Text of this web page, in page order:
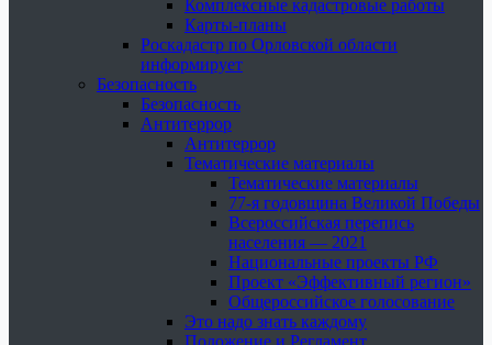
Комплексные кадастровые работы
Карты-планы
Роскадастр по Орловской области
информирует
Безопасность
Безопасность
Антитеррор
Антитеррор
Тематические материалы
Тематические материалы
77-я годовщина Великой Победы
Всероссийская перепись
населения — 2021
Национальные проекты РФ
Проект «Эффективный регион»
Общероссийское голосование
Это надо знать каждому
Положение и Регламент